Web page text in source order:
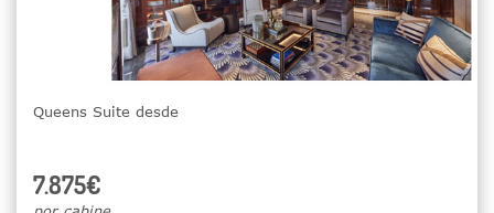
Queens Suite desde
7.875€